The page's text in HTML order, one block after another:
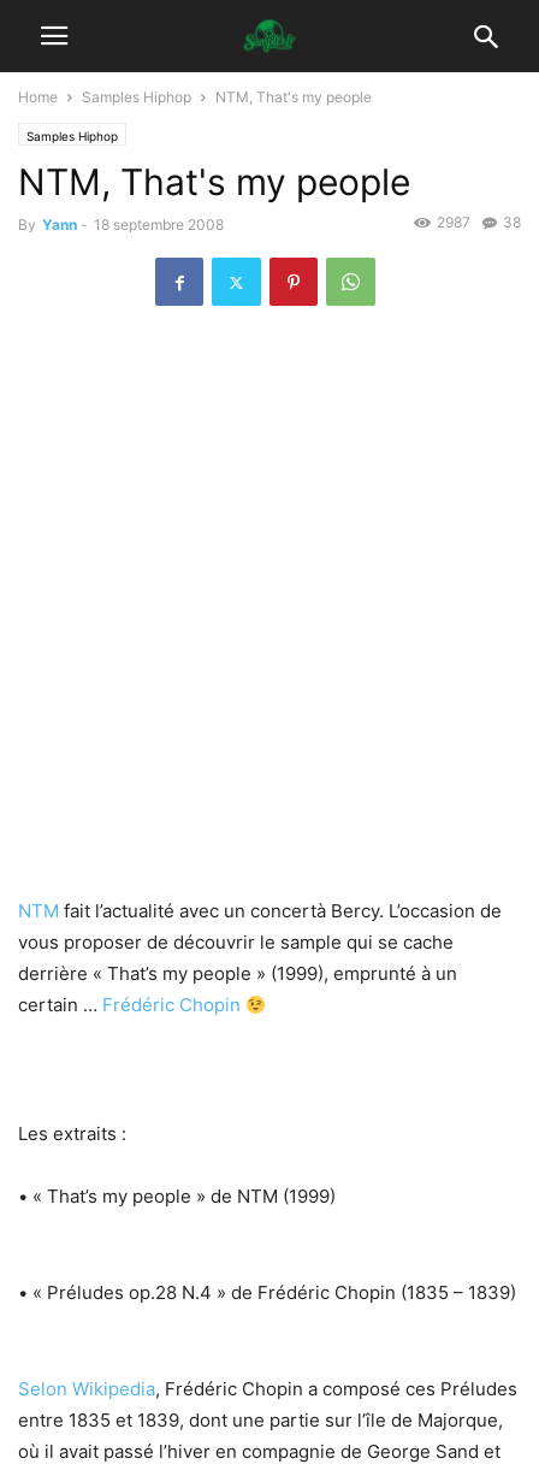
Home Samples Hiphop NTM, That's my people
Samples Hiphop
NTM, That's my people
By Yann - 18 septembre 2008 38
2987
NTM fait l’actualité avec un concertà Bercy. L’occasion de
vous proposer de découvrir le sample qui se cache
derrière « That’s my people » (1999), emprunté à un
certain … Frédéric Chopin
Les extraits :
• « That’s my people » de NTM (1999)
• « Préludes op.28 N.4 » de Frédéric Chopin (1835 – 1839)
Selon Wikipedia, Frédéric Chopin a composé ces Préludes
entre 1835 et 1839, dont une partie sur l’île de Majorque,
où il avait passé l’hiver en compagnie de George Sand et